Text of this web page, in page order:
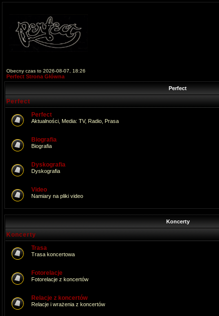
Obecny czas to 2026-08-07, 18:26
Perfect Strona Główna
Perfect
Perfect
Perfect
Aktualności, Media: TV, Radio, Prasa
Biografia
Biografia
Dyskografia
Dyskografia
Video
Namiary na pliki video
Koncerty
Koncerty
Trasa
Trasa koncertowa
Fotorelacje
Fotorelacje z koncertów
Relacje z koncertów
Relacje i wrażenia z koncertów